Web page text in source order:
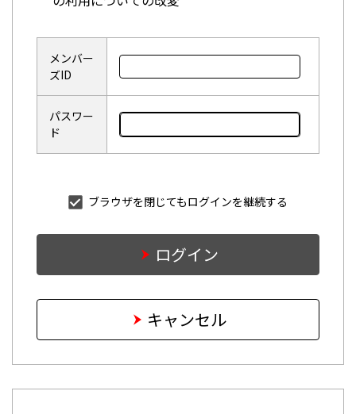
メンバー
ズID
パスワー
ド
ブラウザを閉じてもログインを継続する
ログイン
キャンセル